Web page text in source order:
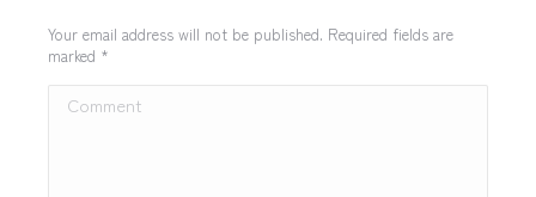
Your email address will not be published. Required fields are
marked *
Comment